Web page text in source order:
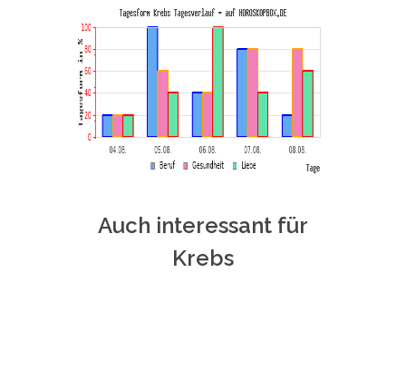
Auch interessant für
Krebs